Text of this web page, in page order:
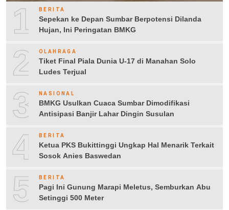
1 BERITA
Sepekan ke Depan Sumbar Berpotensi Dilanda
Hujan, Ini Peringatan BMKG
2 OLAHRAGA
Tiket Final Piala Dunia U-17 di Manahan Solo
Ludes Terjual
3 NASIONAL
BMKG Usulkan Cuaca Sumbar Dimodifikasi
Antisipasi Banjir Lahar Dingin Susulan
4 BERITA
Ketua PKS Bukittinggi Ungkap Hal Menarik Terkait
Sosok Anies Baswedan
5 BERITA
Pagi Ini Gunung Marapi Meletus, Semburkan Abu
Setinggi 500 Meter